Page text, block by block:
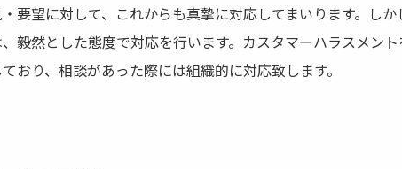
要望に対して、これからも真摯に対応してまいります。し
毅然とした態度で対応を行います。カスタマーハラスメン
おり、相談があった際には組織的に対応致します。